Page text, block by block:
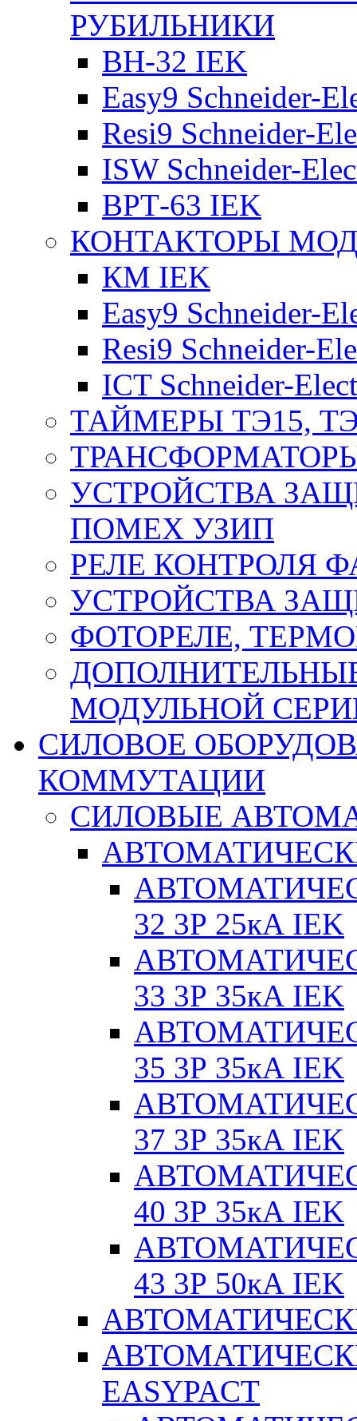
РУБИЛЬНИКИ
ВН-32 IEK
Easy9 Schneider-
Resi9 Schneider-
ISW Schneider-
ВРТ-63 IEK
КОНТАКТОРЫ
КМ IEK
Easy9 Schneider-
Resi9 Schneider-
ICT Schneider-
ТАЙМЕРЫ ТЭ15,
УСТРОЙСТВА
ПОМЕХ УЗИП
РЕЛЕ КОНТРОЛЯ
УСТРОЙСТВА
ФОТОРЕЛЕ,
МОДУЛЬНОЙ
СИЛОВОЕ
КОММУТАЦИИ
СИЛОВЫЕ
32 3Р 25кА IEK
33 3Р 35кА IEK
35 3Р 35кА IEK
37 3Р 35кА IEK
40 3Р 35кА IEK
43 3Р 50кА IEK
EASYPACT